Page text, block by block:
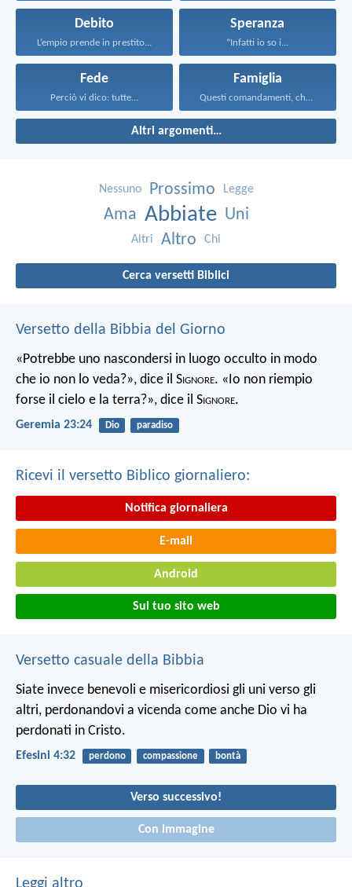
Debito
L’empio prende in prestito...
Speranza
“Infatti io so i...
Fede
Perciò vi dico: tutte...
Famiglia
Questi comandamenti, che oggi...
Altri argomenti…
Nessuno Prossimo Legge
Ama Abbiate Uni
Altri Altro Chi
Cerca versetti Biblici
Versetto della Bibbia del Giorno
«Potrebbe uno nascondersi in luogo occulto in modo
che io non lo veda?», dice il Signore. «Io non riempio
forse il cielo e la terra?», dice il Signore.
Geremia 23:24 Dio paradiso
Ricevi il versetto Biblico giornaliero:
Notifica giornaliera
E-mail
Android
Sul tuo sito web
Versetto casuale della Bibbia
Siate invece benevoli e misericordiosi gli uni verso gli
altri, perdonandovi a vicenda come anche Dio vi ha
perdonati in Cristo.
Efesini 4:32 perdono compassione bontà
Verso successivo!
Con immagine